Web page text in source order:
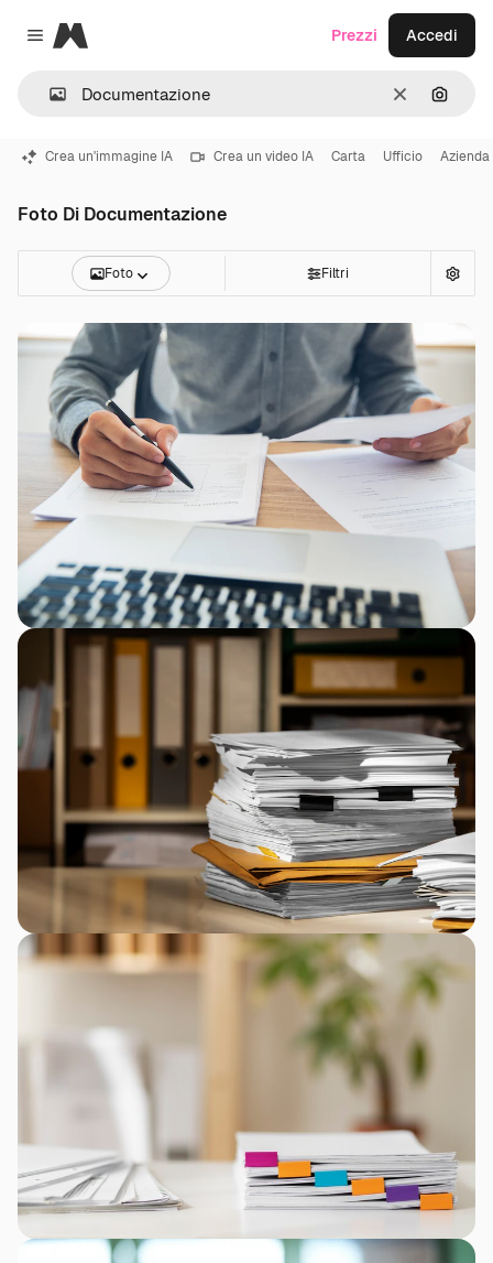
Close menu
Magnific
CancellaCerca
Prezzi Accedi
Crea un'immagine IA Crea un video IA Carta Ufficio Azienda
Foto Di Documentazione
Foto Filtri